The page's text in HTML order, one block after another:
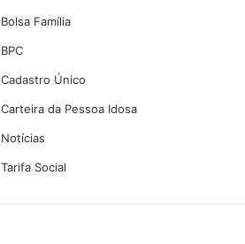
Bolsa Família
BPC
Cadastro Único
Carteira da Pessoa Idosa
Notícias
Tarifa Social